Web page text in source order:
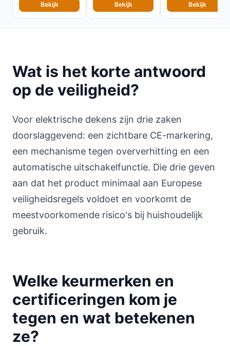
Bekijk Bekijk Bekijk
Wat is het korte antwoord
op de veiligheid?
Voor elektrische dekens zijn drie zaken
doorslaggevend: een zichtbare CE-markering,
een mechanisme tegen oververhitting en een
automatische uitschakelfunctie. Die drie geven
aan dat het product minimaal aan Europese
veiligheidsregels voldoet en voorkomt de
meestvoorkomende risico's bij huishoudelijk
gebruik.
Welke keurmerken en
certificeringen kom je
tegen en wat betekenen
ze?